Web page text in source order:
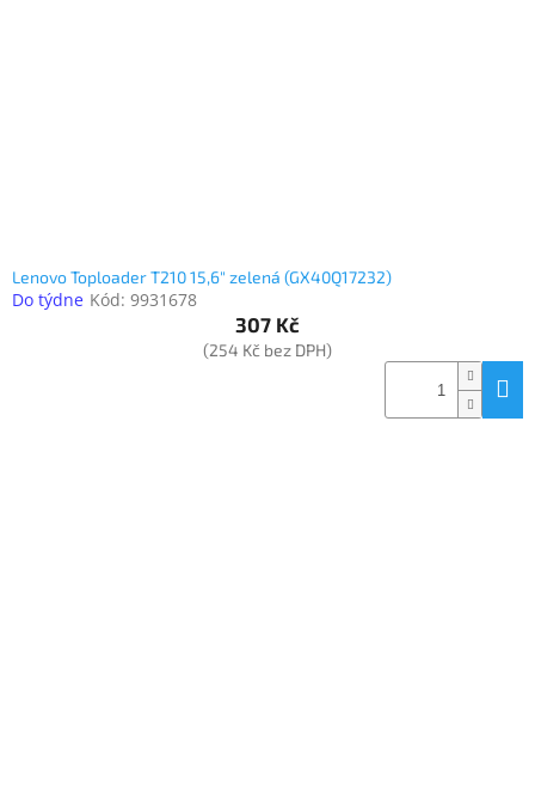
Lenovo Toploader T210 15,6" zelená (GX40Q17232)
Do týdne Kód: 9931678
307 Kč
(254 Kč bez DPH)